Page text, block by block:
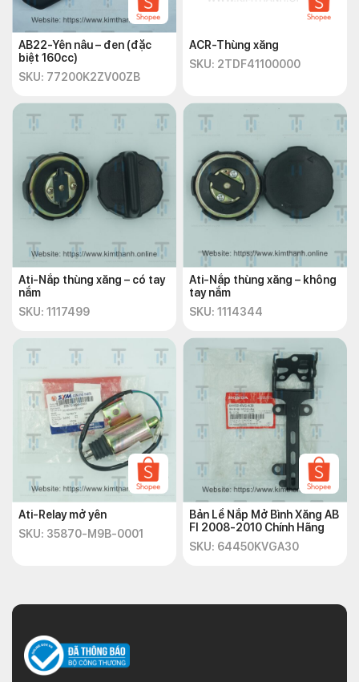
AB22-Yên nâu – đen (đặc
biệt 160cc)
SKU: 77200K2ZV00ZB
ACR-Thùng xăng
SKU: 2TDF41100000
Ati-Nắp thùng xăng – có tay
nắm
SKU: 1117499
Ati-Nắp thùng xăng – không
tay nắm
SKU: 1114344
Ati-Relay mở yên
SKU: 35870-M9B-0001
Bản Lề Nắp Mở Bình Xăng AB
FI 2008-2010 Chính Hãng
SKU: 64450KVGA30